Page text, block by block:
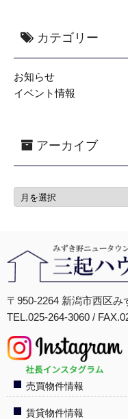
カテゴリー
お知らせ
イベント情報
アーカイブ
〒950-2264 新潟市西区み
TEL.025-264-3060 /
売買物件情報
賃貸物件情報